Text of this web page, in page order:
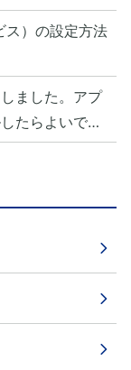
ス）の設定方法
ました。アプ
たらよいです